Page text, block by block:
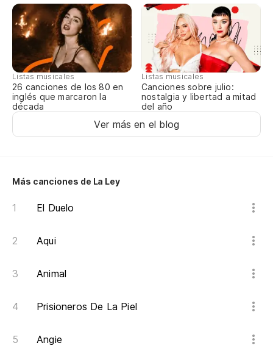
Listas musicales
26 canciones de los 80 en
inglés que marcaron la
década
Listas musicales
Canciones sobre julio:
nostalgia y libertad a mitad
del año
Ver más en el blog
Más canciones de La Ley
El Duelo
Aqui
Animal
Prisioneros De La Piel
Angie